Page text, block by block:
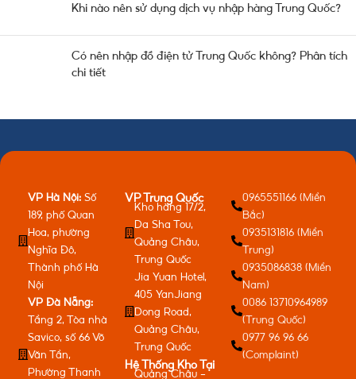
Khi nào nên sử dụng dịch vụ nhập hàng Trung Quốc?
Có nên nhập đồ điện tử Trung Quốc không? Phân tích
chi tiết
VP Hà Nội: Số
189, phố Quan
Hoa, phường
Nghĩa Đô,
Thành phố Hà
Nội
VP Đà Nẵng:
Tầng 2, Tòa nhà
Savico, số 66 Võ
Văn Tần,
Phường Thanh
VP Trung Quốc
Kho hàng 17/2,
Da Sha Tou,
Quảng Châu,
Trung Quốc
Jia Yuan Hotel,
405 YanJiang
Dong Road,
Quảng Châu,
Trung Quốc
Hệ Thống Kho Tại
Quảng Châu -
0965551166 (Miền
Bắc)
0935131816 (Miền
Trung)
0935086838 (Miền
Nam)
0086 13710964989
(Trung Quốc)
0977 96 96 66
(Complaint)